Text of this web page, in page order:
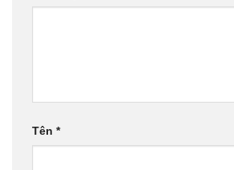
Tên *